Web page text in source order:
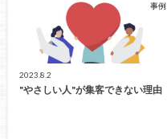
事例
2023.8.2
"やさしい人"が集客できない理由